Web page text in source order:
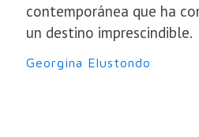
contemporánea que ha
un destino imprescindible.
Georgina Elustondo